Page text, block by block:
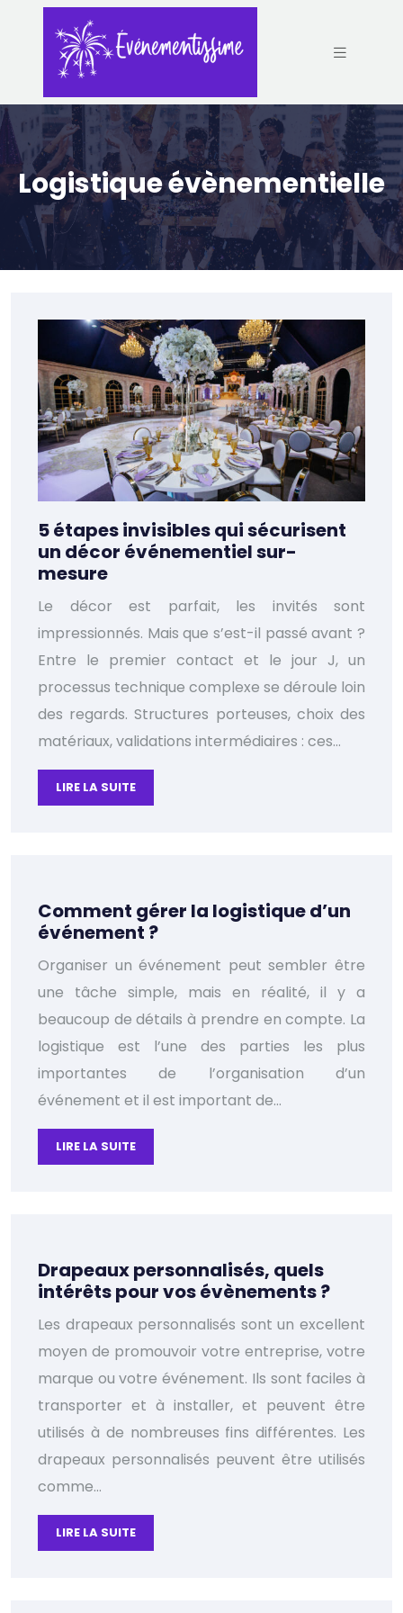
Logistique évènementielle
5 étapes invisibles qui sécurisent
un décor événementiel sur-
mesure
Le décor est parfait, les invités sont
impressionnés. Mais que s’est-il passé avant ?
Entre le premier contact et le jour J, un
processus technique complexe se déroule loin
des regards. Structures porteuses, choix des
matériaux, validations intermédiaires : ces…
LIRE LA SUITE
Comment gérer la logistique d’un
événement ?
Organiser un événement peut sembler être
une tâche simple, mais en réalité, il y a
beaucoup de détails à prendre en compte. La
logistique est l’une des parties les plus
importantes de l’organisation d’un
événement et il est important de…
LIRE LA SUITE
Drapeaux personnalisés, quels
intérêts pour vos évènements ?
Les drapeaux personnalisés sont un excellent
moyen de promouvoir votre entreprise, votre
marque ou votre événement. Ils sont faciles à
transporter et à installer, et peuvent être
utilisés à de nombreuses fins différentes. Les
drapeaux personnalisés peuvent être utilisés
comme…
LIRE LA SUITE